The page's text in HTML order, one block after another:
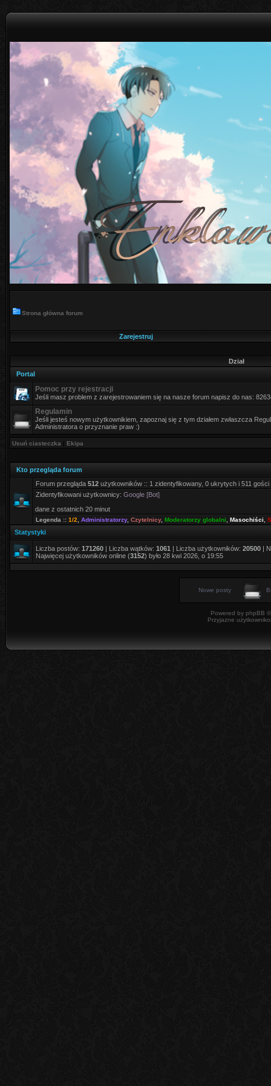
Strona główna forum
Zarejestruj
Dział
Portal
Pomoc przy rejestracji
Jeśli masz problem z zarejestrowaniem się na nasze forum napisz do nas:
Regulamin
Jeśli jesteś nowym użytkownikiem, zapoznaj się z tym działem zwłaszcza
Administratora o przyznanie praw :)
Usuń ciasteczka | Ekipa
Kto przegląda forum
Forum przegląda 512 użytkowników :: 1 zidentyfikowany, 0 ukrytych i 511 gości
Zidentyfikowani użytkownicy: Google [Bot]
dane z ostatnich 20 minut
Legenda :: 1/2 Administratorzy, Czytelnicy, Moderatorzy globalni Masochiści
Statystyki
Liczba postów: 171260 | Liczba wątków: 1061 | Liczba użytkowników: 20500 |
Najwięcej użytkowników online (3152) było 28 kwi 2026, o 19:55
Nowe posty
Powered by phpBB
Przyjazne